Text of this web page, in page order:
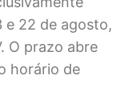
e 22 de agosto,
O prazo abre
horário de